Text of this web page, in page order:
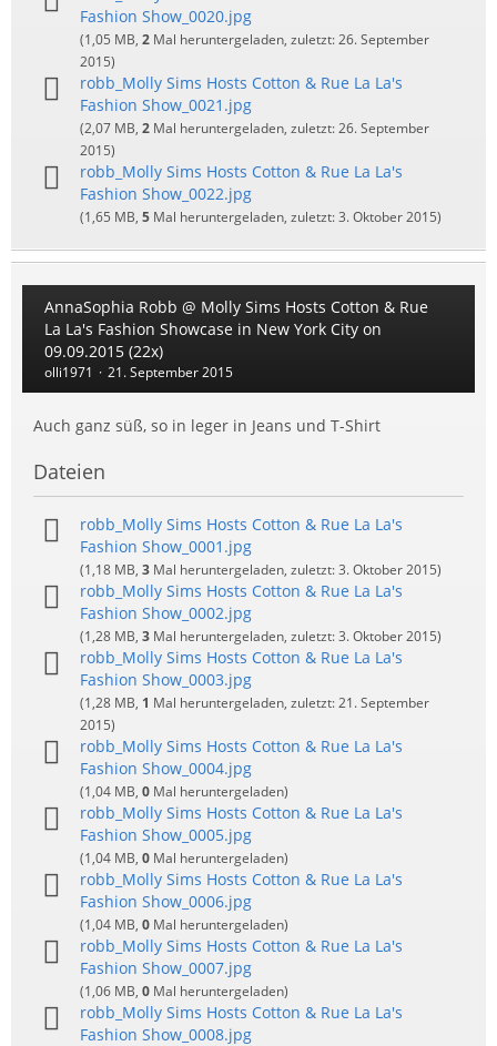
Fashion Show_0020.jpg
(1,05 MB, 2 Mal heruntergeladen, zuletzt:26. September
2015)
robb_Molly Sims Hosts Cotton & Rue La La's
Fashion Show_0021.jpg
(2,07 MB, 2 Mal heruntergeladen, zuletzt:26. September
2015)
robb_Molly Sims Hosts Cotton & Rue La La's
Fashion Show_0022.jpg
(1,65 MB, 5 Mal heruntergeladen, zuletzt:3. Oktober 2015)
AnnaSophia Robb @ Molly Sims Hosts Cotton & Rue
La La's Fashion Showcase in New York City on
09.09.2015 (22x)
olli1971 21. September 2015
Auch ganz süß, so in leger in Jeans und T-Shirt
Dateien
robb_Molly Sims Hosts Cotton & Rue La La's
Fashion Show_0001.jpg
(1,18 MB, 3 Mal heruntergeladen, zuletzt:3. Oktober 2015)
robb_Molly Sims Hosts Cotton & Rue La La's
Fashion Show_0002.jpg
(1,28 MB, 3 Mal heruntergeladen, zuletzt:3. Oktober 2015)
robb_Molly Sims Hosts Cotton & Rue La La's
Fashion Show_0003.jpg
(1,28 MB, 1 Mal heruntergeladen, zuletzt:21. September
2015)
robb_Molly Sims Hosts Cotton & Rue La La's
Fashion Show_0004.jpg
(1,04 MB, 0 Mal heruntergeladen)
robb_Molly Sims Hosts Cotton & Rue La La's
Fashion Show_0005.jpg
(1,04 MB, 0 Mal heruntergeladen)
robb_Molly Sims Hosts Cotton & Rue La La's
Fashion Show_0006.jpg
(1,04 MB, 0 Mal heruntergeladen)
robb_Molly Sims Hosts Cotton & Rue La La's
Fashion Show_0007.jpg
(1,06 MB, 0 Mal heruntergeladen)
robb_Molly Sims Hosts Cotton & Rue La La's
Fashion Show_0008.jpg